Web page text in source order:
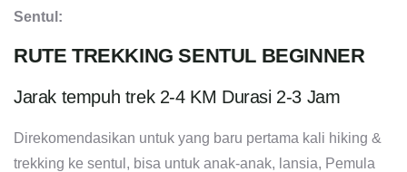
Sentul:
RUTE TREKKING SENTUL BEGINNER
Jarak tempuh trek 2-4 KM Durasi 2-3 Jam
Direkomendasikan untuk yang baru pertama kali hiking &
trekking ke sentul, bisa untuk anak-anak, lansia, Pemula